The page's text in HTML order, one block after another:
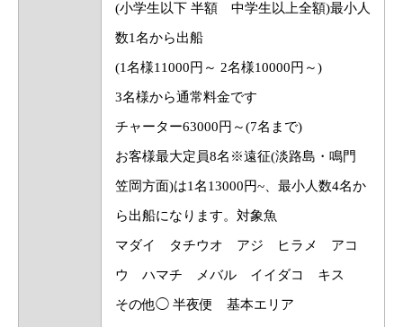
(小学生以下 半額 中学生以上全額)最小人
数1名から出船
(1名様11000円～ 2名様10000円～)
3名様から通常料金です
チャーター63000円～(7名まで)
お客様最大定員8名※遠征(淡路島・鳴門
笠岡方面)は1名13000円~、最小人数4名か
ら出船になります。対象魚
マダイ タチウオ アジ ヒラメ アコ
ウ ハマチ メバル イイダコ キス
その他◯ 半夜便 基本エリア